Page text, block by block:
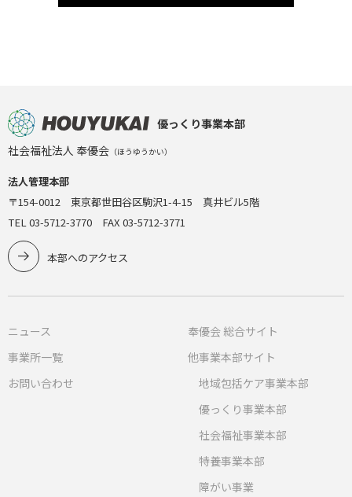
優っくり事業本部
社会福祉法人 奉優会 （ほうゆうかい）
法人管理本部
〒154-0012 東京都世田谷区駒沢1-4-15 真井ビル5階
TEL 03-5712-3770 FAX 03-5712-3771
本部へのアクセス
ニュース
事業所一覧
お問い合わせ
奉優会 総合サイト
他事業本部サイト
地域包括ケア事業本部
優っくり事業本部
社会福祉事業本部
特養事業本部
障がい事業